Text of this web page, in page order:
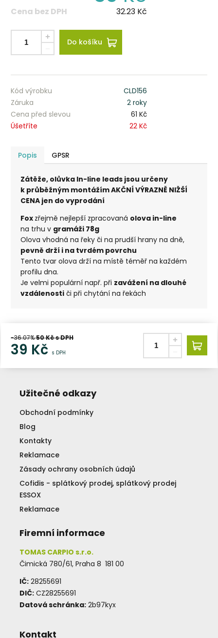
Cena bez DPH 32.23 Kč
Do košíku
Kód výrobku
CLD156
Záruka
2 roky
Cena před slevou
61 Kč
Úšetříte
22 Kč
Popis GPSR
Zátěže, olůvka In-line leads jsou určeny
k průběžným montážím AKČNÍ VÝRAZNĚ NIŽŠÍ
CENA jen do vyprodání
Fox zřejmě nejlepší zpracovaná olova in-line
na trhu v gramáži 78g
Olova vhodná na řeky či na prudší hrany na dně,
pevně drží i na tvrdém povrchu
Tento tvar olova drží na místě téměř na každém
profilu dna.
Je velmi populární např. při zavážení na dlouhé
vzdálenosti či při chytání na řekách
-36.07%50Kč s DPH
39 Kč s DPH
Užitečné odkazy
Obchodní podmínky
Blog
Kontakty
Reklamace
Zásady ochrany osobních údajů
Cofidis - splátkový prodej, splátkový prodej
ESSOX
Reklamace
Firemní informace
TOMAS CARPIO s.r.o.
Čimická 780/61, Praha 8 181 00
IČ: 28255691
DIČ: CZ28255691
Datová schránka: 2b97kyx
Kontakt